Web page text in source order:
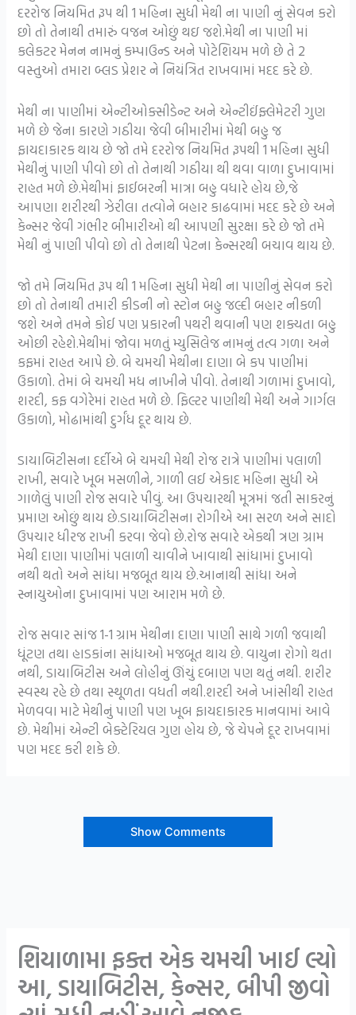
દરરોજ નિયમિત રૂપ થી 1 મહિના સુધી મેથી ના પાણી નું સેવન કરો
છો તો તેનાથી તમારું વજન ઓછું થઇ જશે.મેથી ના પાણી માં
કલેકટર મેનન નામનું કમ્પાઉન્ડ અને પોટેશિયમ મળે છે તે 2
વસ્તુઓ તમારા બ્લડ પ્રેશર ને નિયંત્રિત રાખવામાં મદદ કરે છે.
મેથી ના પાણીમાં એન્ટીઓક્સીડેન્ટ અને એન્ટીઈંફ્લેમેટરી ગુણ
મળે છે જેના કારણે ગઠીયા જેવી બીમારીમાં મેથી બહુ જ
ફાયદાકારક થાય છે જો તમે દરરોજ નિયમિત રૂપથી 1 મહિના સુધી
મેથીનું પાણી પીવો છો તો તેનાથી ગઠીયા થી થવા વાળા દુખાવામાં
રાહત મળે છે.મેથીમાં ફાઈબરની માત્રા બહુ વધારે હોય છે,જે
આપણા શરીરથી ઝેરીલા તત્વોને બહાર કાઢવામાં મદદ કરે છે અને
કેન્સર જેવી ગંભીર બીમારીઓ થી આપણી સુરક્ષા કરે છે જો તમે
મેથી નું પાણી પીવો છો તો તેનાથી પેટના કેન્સરથી બચાવ થાય છે.
જો તમે નિયમિત રૂપ થી 1 મહિના સુધી મેથી ના પાણીનું સેવન કરો
છો તો તેનાથી તમારી કીડની નો સ્ટોન બહુ જલ્દી બહાર નીકળી
જશે અને તમને કોઈ પણ પ્રકારની પથરી થવાની પણ શક્યતા બહુ
ઓછી રહેશે.મેથીમાં જોવા મળતું મ્યુસિલેજ નામનું તત્વ ગળા અને
કફમાં રાહત આપે છે. બે ચમચી મેથીના દાણા બે કપ પાણીમાં
ઉકાળો. તેમાં બે ચમચી મધ નાખીને પીવો. તેનાથી ગળામાં દુખાવો,
શરદી, કફ વગેરેમાં રાહત મળે છે. ફિલ્ટર પાણીથી મેથી અને ગાર્ગલ
ઉકાળો, મોઢામાંથી દુર્ગંધ દૂર થાય છે.
ડાયાબિટીસના દર્દીએ બે ચમચી મેથી રોજ રાત્રે પાણીમાં પલાળી
રાખી, સવારે ખૂબ મસળીને, ગાળી લઈ એકાદ મહિના સુધી એ
ગાળેલું પાણી રોજ સવારે પીવું. આ ઉપચારથી મૂત્રમાં જતી સાકરનું
પ્રમાણ ઓછું થાય છે.ડાયાબિટીસના રોગીએ આ સરળ અને સાદો
ઉપચાર ધીરજ રાખી કરવા જેવો છે.રોજ સવારે એકથી ત્રણ ગ્રામ
મેથી દાણા પાણીમાં પલાળી ચાવીને ખાવાથી સાંધામાં દુખાવો
નથી થતો અને સાંધા મજબૂત થાય છે.આનાથી સાંધા અને
સ્નાયુઓના દુખાવામાં પણ આરામ મળે છે.
રોજ સવાર સાંજ 1-1 ગ્રામ મેથીના દાણા પાણી સાથે ગળી જવાથી
ધૂંટણ તથા હાડકાંના સાંધાઓ મજબૂત થાય છે. વાયુના રોગો થતા
નથી, ડાયાબિટીસ અને લોહીનું ઊંચું દબાણ પણ થતું નથી. શરીર
સ્વસ્થ રહે છે તથા સ્થૂળતા વધતી નથી.શરદી અને ખાંસીથી રાહત
મેળવવા માટે મેથીનું પાણી પણ ખૂબ ફાયદાકારક માનવામાં આવે
છે. મેથીમાં એન્ટી બેક્ટેરિયલ ગુણ હોય છે, જે ચેપને દૂર રાખવામાં
પણ મદદ કરી શકે છે.
Show Comments
શિયાળામા ફક્ત એક ચમચી ખાઈ લ્યો
આ, ડાયાબિટીસ, કેન્સર, બીપી જીવો